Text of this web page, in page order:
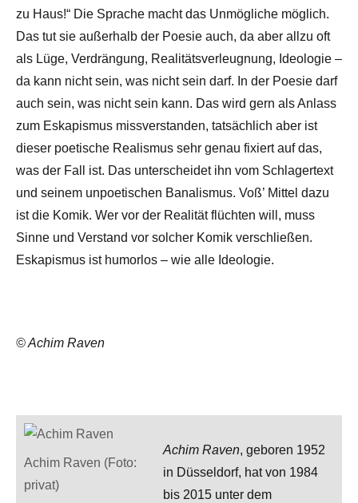
zu Haus!“ Die Sprache macht das Unmögliche möglich.
Das tut sie außerhalb der Poesie auch, da aber allzu oft
als Lüge, Verdrängung, Realitätsverleugnung, Ideologie –
da kann nicht sein, was nicht sein darf. In der Poesie darf
auch sein, was nicht sein kann. Das wird gern als Anlass
zum Eskapismus missverstanden, tatsächlich aber ist
dieser poetische Realismus sehr genau fixiert auf das,
was der Fall ist. Das unterscheidet ihn vom Schlagertext
und seinem unpoetischen Banalismus. Voß’ Mittel dazu
ist die Komik. Wer vor der Realität flüchten will, muss
Sinne und Verstand vor solcher Komik verschließen.
Eskapismus ist humorlos – wie alle Ideologie.
© Achim Raven
Achim Raven (Foto:
privat)
Achim Raven, geboren 1952
in Düsseldorf, hat von 1984
bis 2015 unter dem